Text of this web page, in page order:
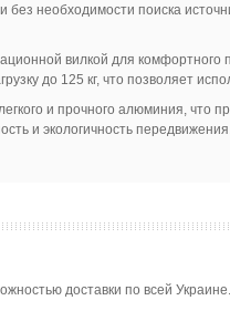
необходимости поиска
вилкой для
до 125 кг, что позволяет
и прочного алюминия, что
и экологичность
доставки по всей Украине.